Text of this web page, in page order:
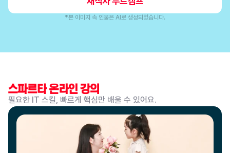
*본 이미지 속 인물은 AI로 생성되었습니다.
필요한 IT 스킬, 빠르게 핵심만 배울 수 있어요.